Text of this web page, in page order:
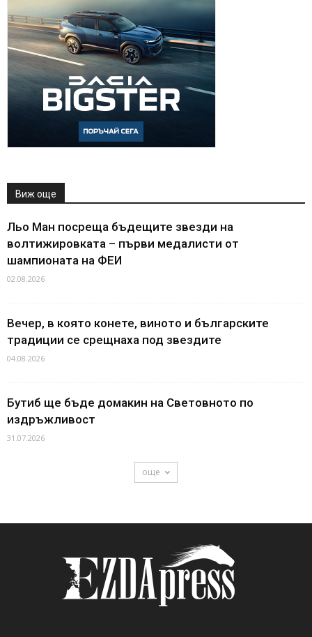
Виж още
Льо Ман посреща бъдещите звезди на
волтижировката – първи медалисти от
шампионата на ФЕИ
02.08.2026
Вечер, в която конете, виното и българските
традиции се срещнаха под звездите
04.08.2026
Бутиб ще бъде домакин на Световното по
издръжливост
31.07.2026
още